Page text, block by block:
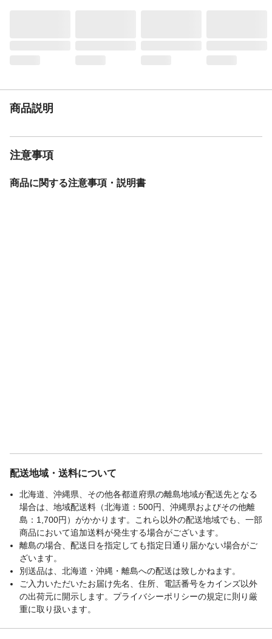
商品説明
注意事項
商品に関する注意事項・説明書
配送地域・送料について
北海道、沖縄県、その他各都道府県の離島地域が配送先となる
場合は、地域配送料（北海道：500円、沖縄県およびその他離
島：1,700円）がかかります。これら以外の配送地域でも、一部
商品において追加送料が発生する場合がございます。
離島の場合、配送日を指定しても指定日通り届かない場合がご
ざいます。
別送品は、北海道・沖縄・離島への配送は致しかねます。
ご入力いただいたお届け先名、住所、電話番号をカインズ以外
の出荷元に開示します。プライバシーポリシーの規定に則り厳
重に取り扱います。